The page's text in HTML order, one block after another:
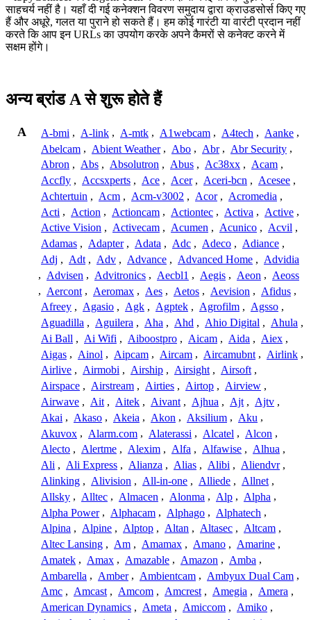
साहचर्य नहीं है। यहाँ दी गई कनेक्शन विवरण समुदाय द्वारा क्राउडसोर्स किए गए
हैं और अधूरे, गलत या पुराने हो सकते हैं। हम कोई गारंटी या वारंटी प्रदान नहीं
करते कि आप इन URLs का उपयोग करके अपने कैमरों से कनेक्ट करने में
सक्षम होंगे।
अन्य ब्रांड A से शुरू होते हैं
A A-bmi , A-link , A-mtk , A1webcam , A4tech , Aanke ,
Abelcam , Abient Weather , Abo , Abr , Abr Security ,
Abron , Abs , Absolutron , Abus , Ac38xx , Acam ,
Accfly , Accsxperts , Ace , Acer , Aceri-bcn , Acesee ,
Achtertuin , Acm , Acm-v3002 , Acor , Acromedia ,
Acti , Action , Actioncam , Actiontec , Activa , Active ,
Active Vision , Activecam , Acumen , Acunico , Acvil ,
Adamas , Adapter , Adata , Adc , Adeco , Adiance ,
Adj , Adt , Adv , Advance , Advanced Home , Advidia
, Advisen , Advitronics , Aecbl1 , Aegis , Aeon , Aeoss
, Aercont , Aeromax , Aes , Aetos , Aevision , Afidus ,
Afreey , Agasio , Agk , Agptek , Agrofilm , Agsso ,
Aguadilla , Aguilera , Aha , Ahd , Ahio Digital , Ahula ,
Ai Ball , Ai Wifi , Aiboostpro , Aicam , Aida , Aiex ,
Aigas , Ainol , Aipcam , Aircam , Aircamubnt , Airlink ,
Airlive , Airmobi , Airship , Airsight , Airsoft ,
Airspace , Airstream , Airties , Airtop , Airview ,
Airwave , Ait , Aitek , Aivant , Ajhua , Ajt , Ajtv ,
Akai , Akaso , Akeia , Akon , Aksilium , Aku ,
Akuvox , Alarm.com , Alaterassi , Alcatel , Alcon ,
Alecto , Alertme , Alexim , Alfa , Alfawise , Alhua ,
Ali , Ali Express , Alianza , Alias , Alibi , Aliendvr ,
Alinking , Alivision , All-in-one , Alliede , Allnet ,
Allsky , Alltec , Almacen , Alonma , Alp , Alpha ,
Alpha Power , Alphacam , Alphago , Alphatech ,
Alpina , Alpine , Alptop , Altan , Altasec , Altcam ,
Altec Lansing , Am , Amamax , Amano , Amarine ,
Amatek , Amax , Amazable , Amazon , Amba ,
Ambarella , Amber , Ambientcam , Ambyux Dual Cam ,
Amc , Amcast , Amcom , Amcrest , Amegia , Amera ,
American Dynamics , Ameta , Amiccom , Amiko ,